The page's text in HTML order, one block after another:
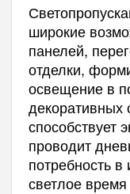
широкие
панелей,
отделки,
освещение в
декоративных
способствует
проводит
потребность
светлое время